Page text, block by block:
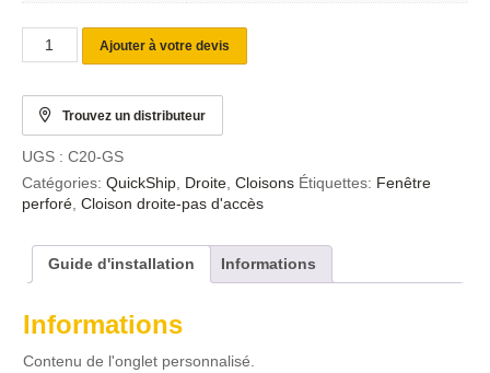
Ajouter à votre devis
Trouvez un distributeur
UGS : C20-GS
Catégories: QuickShip, Droite, Cloisons Étiquettes: Fenêtre
perforé, Cloison droite-pas d'accès
Guide d'installation Informations
Informations
Contenu de l'onglet personnalisé.